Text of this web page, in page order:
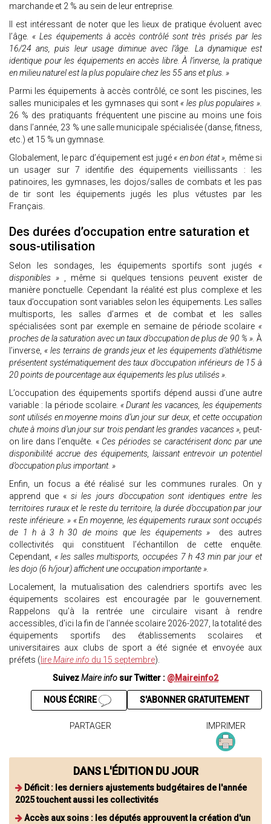
marchande et 2 % au sein de leur entreprise.
Il est intéressant de noter que les lieux de pratique évoluent avec
l’âge. « Les équipements à accès contrôlé sont très prisés par les
16/24 ans, puis leur usage diminue avec l’âge. La dynamique est
identique pour les équipements en accès libre. À l’inverse, la pratique
en milieu naturel est la plus populaire chez les 55 ans et plus. »
Parmi les équipements à accès contrôlé, ce sont les piscines, les
salles municipales et les gymnases qui sont « les plus populaires ».
26 % des pratiquants fréquentent une piscine au moins une fois
dans l’année, 23 % une salle municipale spécialisée (danse, fitness,
etc.) et 15 % un gymnase.
Globalement, le parc d’équipement est jugé « en bon état », même si
un usager sur 7 identifie des équipements vieillissants : les
patinoires, les gymnases, les dojos/salles de combats et les pas
de tir sont les équipements jugés les plus vétustes par les
Français.
Des durées d’occupation entre saturation et
sous-utilisation
Selon les sondages, les équipements sportifs sont jugés «
disponibles » , même si quelques tensions peuvent exister de
manière ponctuelle. Cependant la réalité est plus complexe et les
taux d’occupation sont variables selon les équipements. Les salles
multisports, les salles d’armes et de combat et les salles
spécialisées sont par exemple en semaine de période scolaire «
proches de la saturation avec un taux d’occupation de plus de 90 % ». À
l’inverse, « les terrains de grands jeux et les équipements d’athlétisme
présentent systématiquement des taux d’occupation inférieurs de 15 à
20 points de pourcentage aux équipements les plus utilisés ».
L’occupation des équipements sportifs dépend aussi d’une autre
variable : la période scolaire. « Durant les vacances, les équipements
sont utilisés en moyenne moins d’un jour sur deux, et cette occupation
chute à moins d’un jour sur trois pendant les grandes vacances », peut-
on lire dans l’enquête. «Ces périodes se caractérisent donc par une
disponibilité accrue des équipements, laissant entrevoir un potentiel
d’occupation plus important. »
Enfin, un focus a été réalisé sur les communes rurales. On y
apprend que « si les jours d’occupation sont identiques entre les
territoires ruraux et le reste du territoire, la durée d’occupation par jour
reste inférieure. » « En moyenne, les équipements ruraux sont occupés
de 1 h à 3 h 30 de moins que les équipements »
des autres
collectivités qui constituent l’échantillon de cette enquête.
Cependant, « les salles multisports, occupées 7 h 43 min par jour et
les dojo (6 h/jour) affichent une occupation importante ».
Localement, la mutualisation des calendriers sportifs avec les
équipements scolaires est encouragée par le gouvernement.
Rappelons qu’à la rentrée une circulaire visant à rendre
accessibles, d'ici la fin de l'année scolaire 2026-2027, la totalité des
équipements sportifs des établissements scolaires et
universitaires aux clubs de sport a été signée et envoyée aux
préfets ( lireMaire info du 15 septembre).
SuivezMaire info sur Twitter : @Maireinfo2
S'ABONNER GRATUITEMENT
NOUS ÉCRIRE
PARTAGER IMPRIMER
DANS L'ÉDITION DU JOUR
Déficit : les derniers ajustements budgétaires de l'année
2025 touchent aussi les collectivités
Accès aux soins : les députés approuvent la création d'un